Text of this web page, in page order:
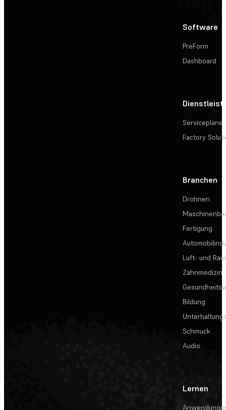
Software
PreForm
Dashboard
Servicepläne
Factory
Branchen
Drohnen
Fertigung
Luft- und
Zahnmedizin
Bildung
Schmuck
Audio
Lernen